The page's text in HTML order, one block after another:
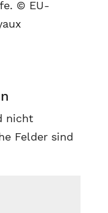
© EU-
nicht
Felder sind